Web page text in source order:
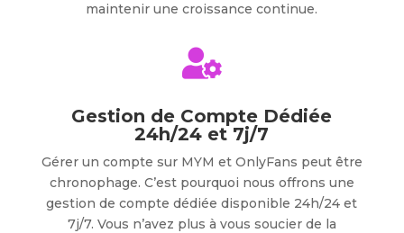
maintenir une croissance continue.

Gestion de Compte Dédiée
24h/24 et 7j/7
Gérer un compte sur MYM et OnlyFans peut être
chronophage. C’est pourquoi nous offrons une
gestion de compte dédiée disponible 24h/24 et
7j/7. Vous n’avez plus à vous soucier de la